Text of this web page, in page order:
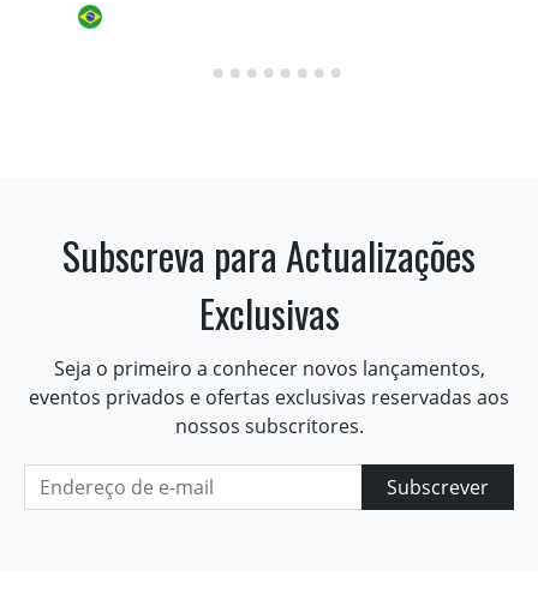
Subscreva para Actualizações
Exclusivas
Seja o primeiro a conhecer novos lançamentos,
eventos privados e ofertas exclusivas reservadas aos
nossos subscritores.
Subscrever